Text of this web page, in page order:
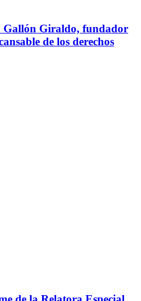
Gallón Giraldo, fundador
de los derechos